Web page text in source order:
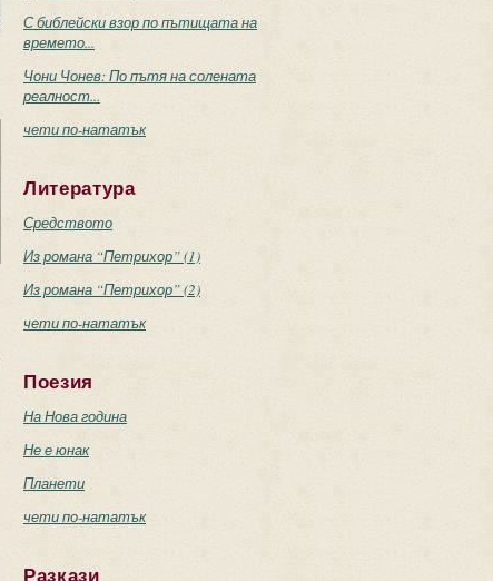
С библейски взор по пътищата на
времето...
Чони Чонев: По пътя на солената
реалност...
чети по-нататък
Литература
Средството
Из романа “Петрихор” (1)
Из романа “Петрихор” (2)
чети по-нататък
Поезия
На Нова година
Не е юнак
Планети
чети по-нататък
Разкази